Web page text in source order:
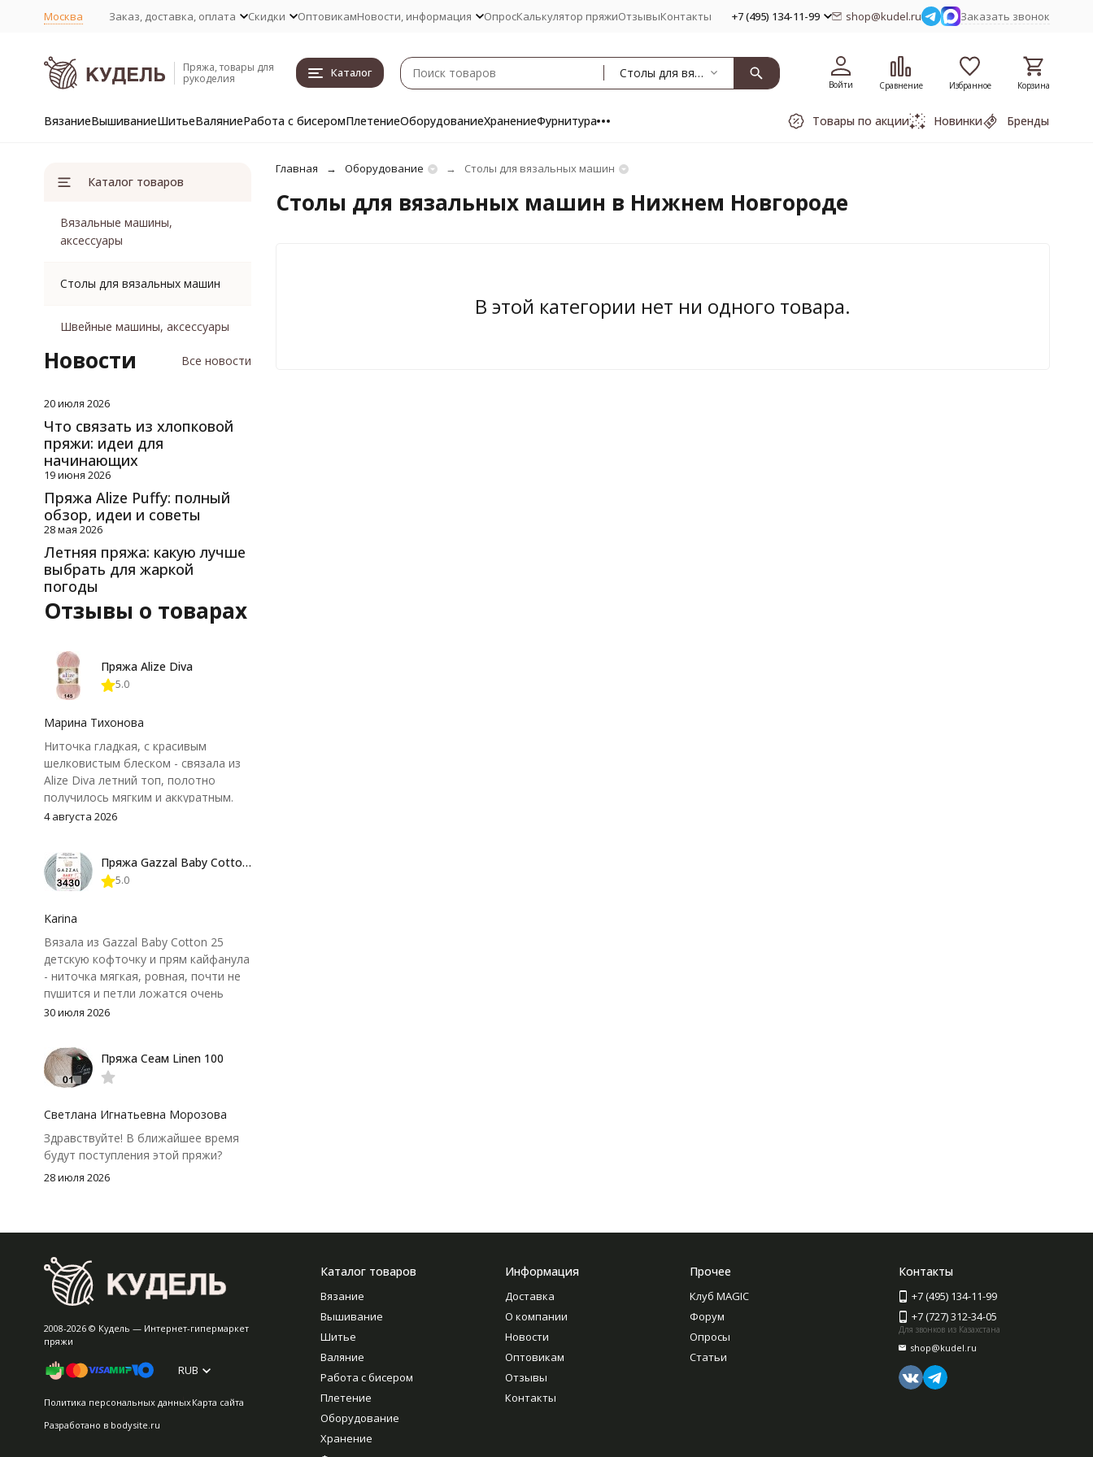
Москва Заказ, доставка, оплата Скидки ОптовикамНовости, информация ОпросКалькулятор пряжиОтзывыКонтакты +7 (495) 134-11-99 shop@kudel.ru Заказать звонок
Пряжа, товары для
рукоделия
Каталог Столы для вязальных машин
Войти Сравнение Избранное Корзина
ВязаниеВышиваниеШитьеВаляниеРабота с бисеромПлетениеОборудованиеХранениеФурнитура Товары по акции Новинки Бренды
Главная Оборудование Столы для вязальных машин
Столы для вязальных машин в Нижнем Новгороде
В этой категории нет ни одного товара.
Каталог товаров
Вязальные машины,
аксессуары
Столы для вязальных машин
Швейные машины, аксессуары
Новости Все новости
20 июля 2026
Что связать из хлопковой
пряжи: идеи для
начинающих
19 июня 2026
Пряжа Alize Puffy: полный
обзор, идеи и советы
28 мая 2026
Летняя пряжа: какую лучше
выбрать для жаркой
погоды
Отзывы о товарах
Пряжа Alize Diva
5.0
Марина Тихонова
Ниточка гладкая, с красивым
шелковистым блеском - связала из
Alize Diva летний топ, полотно
получилось мягким и аккуратным.
Петли хорошо видны, вяжется
нюанс - пряжа немного скользит и
иногда расслаивается, пришлось
крючок поудобнее.
4 августа 2026
Пряжа Gazzal Baby Cotton 25
5.0
Karina
Вязала из Gazzal Baby Cotton 25
детскую кофточку и прям кайфанула
- ниточка мягкая, ровная, почти не
пушится и петли ложатся очень
аккуратно. После стирки полотно
потеряло, цвет тоже не стал
тусклее. Единственный нюанс -
моточки маленькие, расход лучше
чуть-чуть не хватило))
30 июля 2026
Пряжа Сеам Linen 100
Светлана Игнатьевна Морозова
Здравствуйте! В ближайшее время
будут поступления этой пряжи?
28 июля 2026
2008-2026 © Кудель — Интернет-гипермаркет
пряжи
RUB
Политика персональных данныхКарта сайта
Разработано в bodysite.ru
Каталог товаров
Вязание
Вышивание
Шитье
Валяние
Работа с бисером
Плетение
Оборудование
Хранение
Информация
Доставка
О компании
Новости
Оптовикам
Отзывы
Контакты
Прочее
Клуб MAGIC
Форум
Опросы
Статьи
Контакты
+7 (495) 134-11-99
+7 (727) 312-34-05
Для звонков из Казахстана
shop@kudel.ru